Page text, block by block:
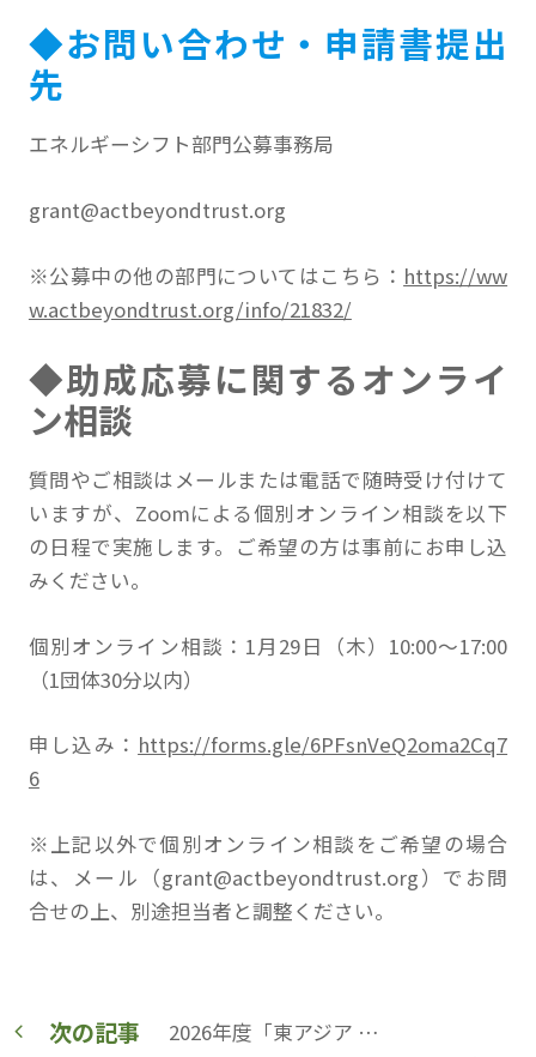
◆お問い合わせ・申請書提出
先
エネルギーシフト部門公募事務局
grant@actbeyondtrust.org
※公募中の他の部門についてはこちら： https://ww
w.actbeyondtrust.org/info/21832/
◆助成応募に関するオンライ
ン相談
質問やご相談はメールまたは電話で随時受け付けて
いますが、Zoomによる個別オンライン相談を以下
の日程で実施します。ご希望の方は事前にお申し込
みください。
個別オンライン相談：1月29日（木）10:00〜17:00
（1団体30分以内）
申し込み： https://forms.gle/6PFsnVeQ2oma2Cq7
6
※上記以外で個別オンライン相談をご希望の場合
は、メール（grant@actbeyondtrust.org）でお問
合せの上、別途担当者と調整ください。
次の記事 2026年度「東アジア エコ＆ピースシフト部門助成」公募中（〜2/8）